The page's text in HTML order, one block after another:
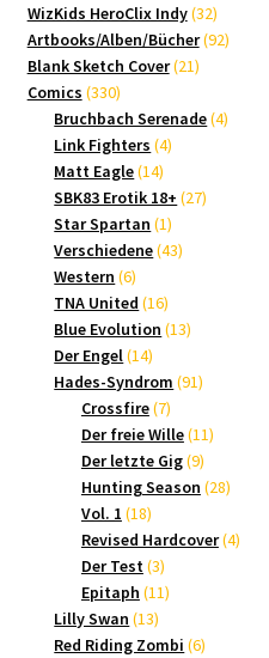
Produkte
WizKids HeroClix Indy 3232
Produkte
Artbooks/Alben/Bücher 9292
Blank Sketch Cover 2121
Comics 330330
Produkte
Bruchbach Serenade 44
Link Fighters 44
Matt Eagle 1414
Produkte
SBK83 Erotik 18+ 2727
Star Spartan 11
Produkt
Verschiedene 4343
Western 66
Produkte
TNA United 1616
Produkte
Blue Evolution 1313
Der Engel 1414
Produkte
Hades-Syndrom 9191
Crossfire 77
Produkte
Der freie Wille 1111
Der letzte Gig 99
Produkte
Hunting Season 2828
Vol. 1 1818
Produkte
Revised Hardcover 44
Der Test 33
Produkte
Epitaph 1111
Lilly Swan 1313
Produkte
Red Riding Zombi 66